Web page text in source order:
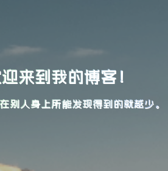
来到我的博客！
别人身上所能发现得到的就越少。